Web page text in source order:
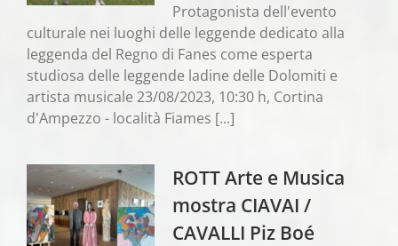
Protagonista dell'evento
culturale nei luoghi delle leggende dedicato alla
leggenda del Regno di Fanes come esperta
studiosa delle leggende ladine delle Dolomiti e
artista musicale 23/08/2023, 10:30 h, Cortina
d'Ampezzo - località Fiames [...]
ROTT Arte e Musica
mostra CIAVAI /
CAVALLI Piz Boé